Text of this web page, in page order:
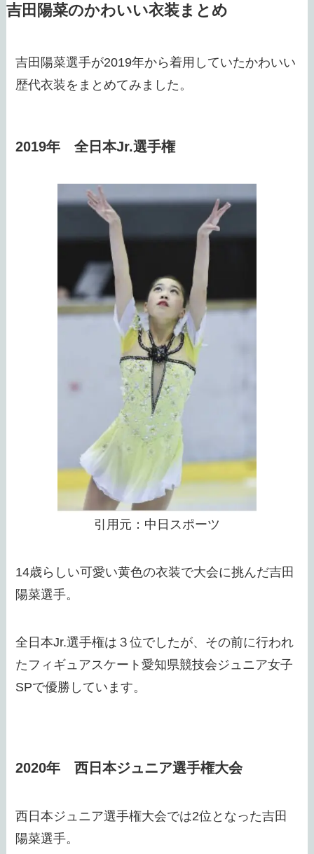
吉田陽菜のかわいい衣装まとめ
吉田陽菜選手が2019年から着用していたかわいい
歴代衣装をまとめてみました。
2019年 全日本Jr.選手権
引用元：中日スポーツ
14歳らしい可愛い黄色の衣装で大会に挑んだ吉田
陽菜選手。
全日本Jr.選手権は３位でしたが、その前に行われ
たフィギュアスケート愛知県競技会ジュニア女子
SPで優勝しています。
2020年 西日本ジュニア選手権大会
西日本ジュニア選手権大会では2位となった吉田
陽菜選手。